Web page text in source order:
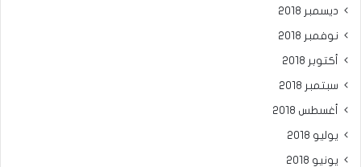
ديسمبر 2018
نوفمبر 2018
أكتوبر 2018
سبتمبر 2018
أغسطس 2018
يوليو 2018
يونيو 2018